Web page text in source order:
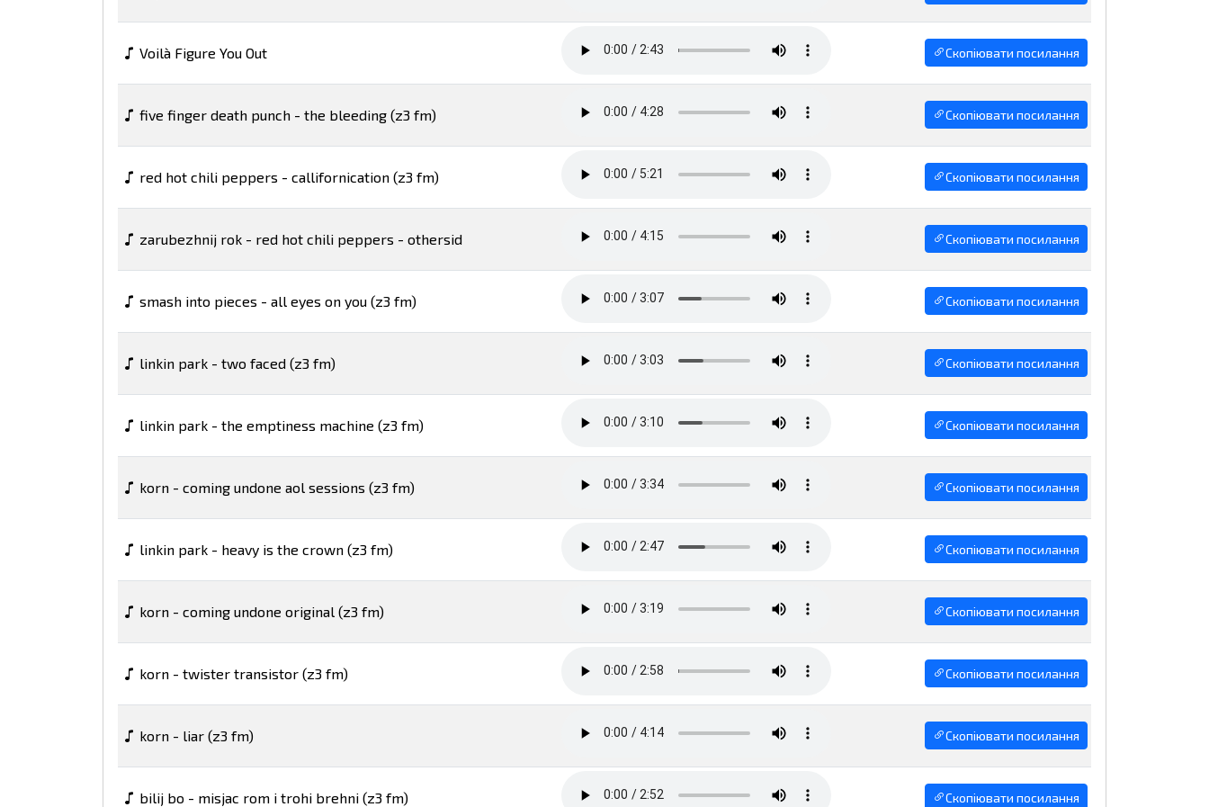
Voilà Figure You Out Скопіювати посилання
five finger death punch - the bleeding (z3 fm) Скопіювати посилання
red hot chili peppers - callifornication (z3 fm) Скопіювати посилання
zarubezhnij rok - red hot chili peppers - othersid Скопіювати посилання
smash into pieces - all eyes on you (z3 fm) Скопіювати посилання
linkin park - two faced (z3 fm) Скопіювати посилання
linkin park - the emptiness machine (z3 fm) Скопіювати посилання
korn - coming undone aol sessions (z3 fm) Скопіювати посилання
linkin park - heavy is the crown (z3 fm) Скопіювати посилання
korn - coming undone original (z3 fm) Скопіювати посилання
korn - twister transistor (z3 fm) Скопіювати посилання
korn - liar (z3 fm) Скопіювати посилання
bilij bo - misjac rom i trohi brehni (z3 fm) Скопіювати посилання